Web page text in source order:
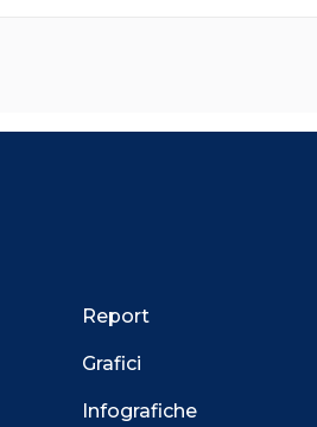
Report
Grafici
Infografiche